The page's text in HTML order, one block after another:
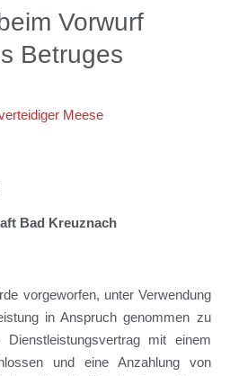
Vorwurf
Betruges
Meese
Bad Kreuznach
vorgeworfen, unter Verwendung
in Anspruch genommen zu
Dienstleistungsvertrag mit einem
und eine Anzahlung von